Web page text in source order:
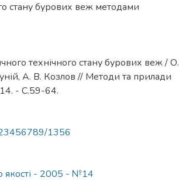
стану бурових веж методами
технічного стану бурових веж / О.
А. В. Козлов // Методи та прилади
- С.59-64.
1356
якості - 2005 - №14